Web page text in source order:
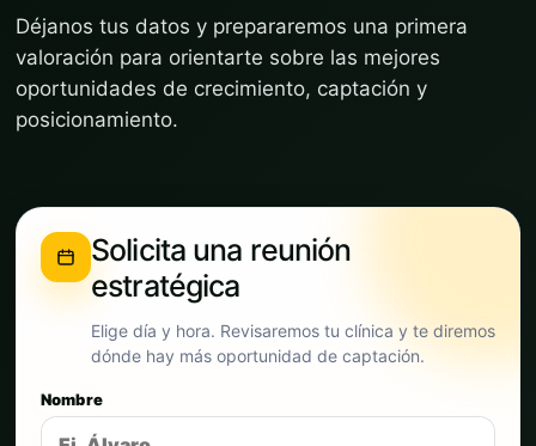
Déjanos tus datos y prepararemos una primera
valoración para orientarte sobre las mejores
oportunidades de crecimiento, captación y
posicionamiento.
Solicita una reunión
estratégica
Elige día y hora. Revisaremos tu clínica y te diremos
dónde hay más oportunidad de captación.
Nombre